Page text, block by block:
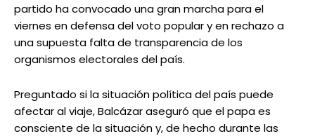
partido ha convocado una gran marcha para el
viernes en defensa del voto popular y en rechazo a
una supuesta falta de transparencia de los
organismos electorales del país.
Preguntado si la situación política del país puede
afectar al viaje, Balcázar aseguró que el papa es
consciente de la situación y, de hecho durante las